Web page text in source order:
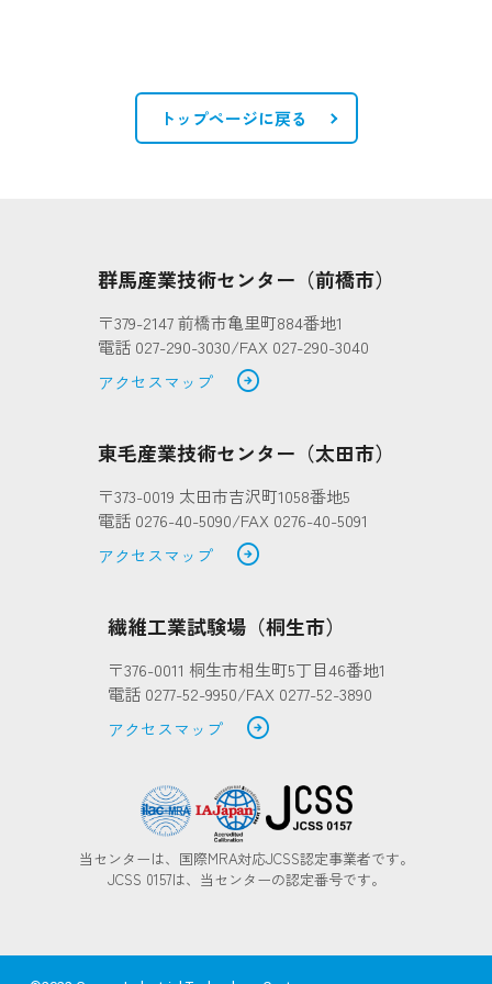
トップページに戻る
群馬産業技術センター（前橋市）
〒379-2147 前橋市亀里町884番地1
電話 027-290-3030/FAX 027-290-3040
アクセスマップ
arrow_circle_right
東毛産業技術センター（太田市）
〒373-0019 太田市吉沢町1058番地5
電話 0276-40-5090/FAX 0276-40-5091
アクセスマップ
arrow_circle_right
繊維工業試験場（桐生市）
〒376-0011 桐生市相生町5丁目46番地1
電話 0277-52-9950/FAX 0277-52-3890
アクセスマップ
arrow_circle_right
当センターは、国際MRA対応JCSS認定事業者です。
JCSS 0157は、当センターの認定番号です。